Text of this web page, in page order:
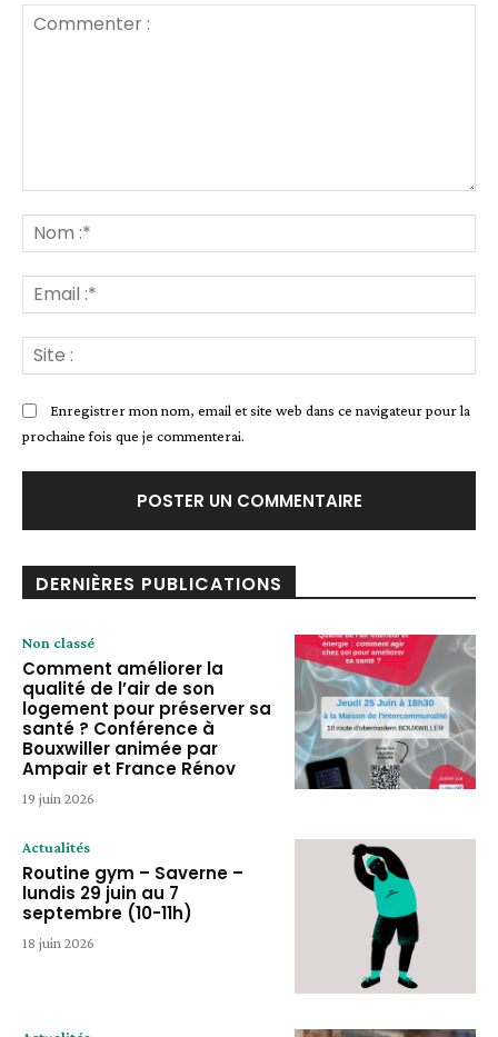
:*
:*
:
Enregistrer mon nom, email et site web dans ce navigateur pour la
prochaine fois que je commenterai.
DERNIÈRES PUBLICATIONS
Non classé
Comment améliorer la
qualité de l’air de son
logement pour préserver sa
santé ? Conférence à
Bouxwiller animée par
Ampair et France Rénov
19 juin 2026
Actualités
Routine gym – Saverne –
lundis 29 juin au 7
septembre (10-11h)
18 juin 2026